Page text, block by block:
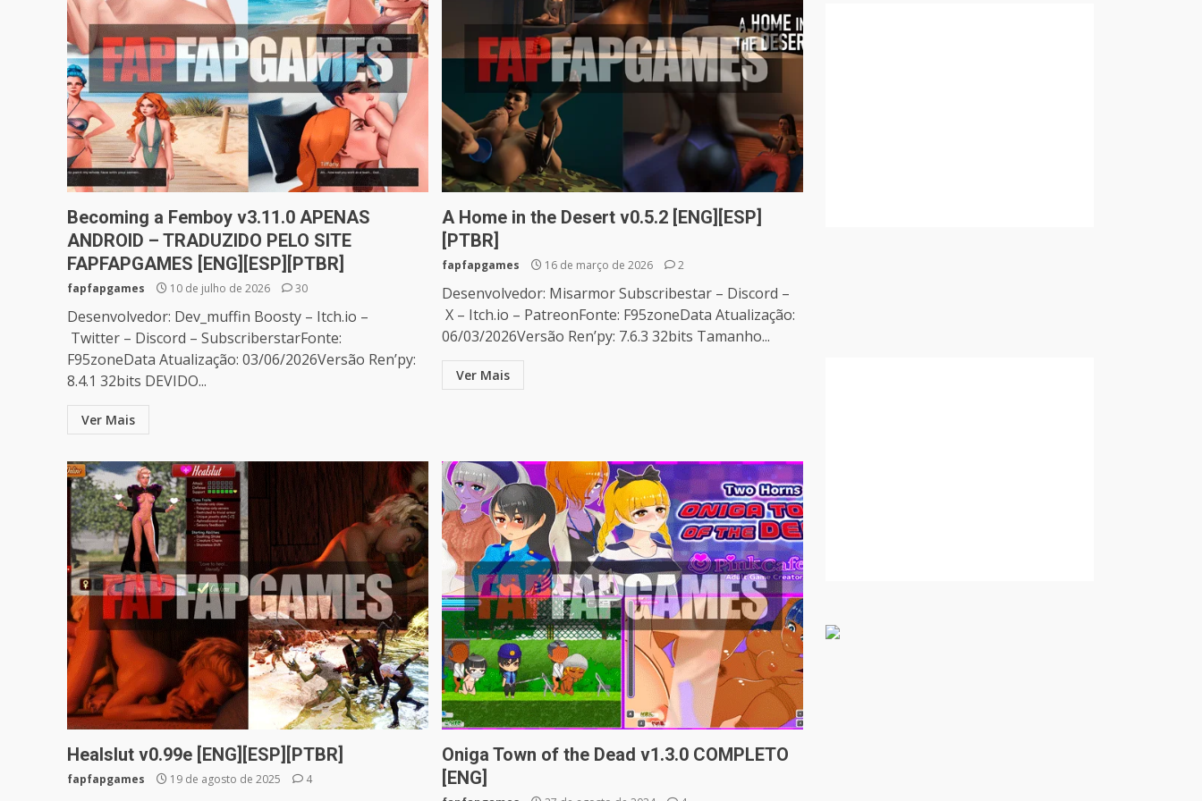
Becoming a Femboy v3.11.0 APENAS
ANDROID – TRADUZIDO PELO SITE
FAPFAPGAMES [ENG][ESP][PTBR]
fapfapgames 10 de julho de 2026 30
Desenvolvedor: Dev_muffin Boosty – Itch.io –
Twitter – Discord – SubscriberstarFonte:
F95zoneData Atualização: 03/06/2026Versão Ren’py:
8.4.1 32bits DEVIDO...
Ver Mais
A Home in the Desert v0.5.2 [ENG][ESP]
[PTBR]
fapfapgames 16 de março de 2026 2
Desenvolvedor: Misarmor Subscribestar – Discord –
X – Itch.io – PatreonFonte: F95zoneData Atualização:
06/03/2026Versão Ren’py: 7.6.3 32bits Tamanho...
Ver Mais
Healslut v0.99e [ENG][ESP][PTBR]
fapfapgames 19 de agosto de 2025 4
Oniga Town of the Dead v1.3.0 COMPLETO
[ENG]